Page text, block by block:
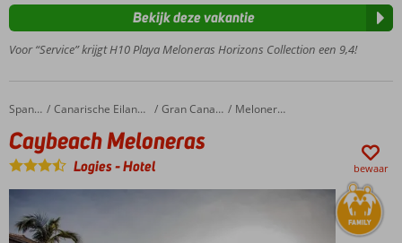
Een buffet- en à-
carterestaurants
zeker
naar
het
Spa
Center
Tip:
boek de
privilege
Voor “Service” krijgt H10 Playa Meloneras Horizons Collection een 9,4!
Bekijk deze vakantie
Home Spanje Canarische Eilanden Gran Canaria Meloneras
Caybeach Meloneras
Caybeach Meloneras
Logies-Hotel bewaar